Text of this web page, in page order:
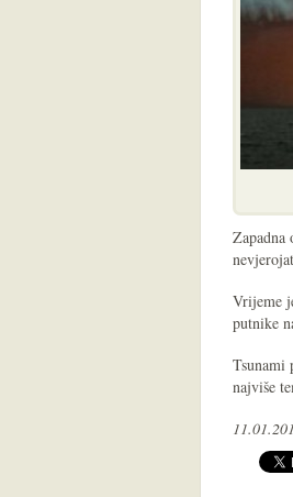
Zapadna
Vrijeme
putnike
Tsunami
najviše